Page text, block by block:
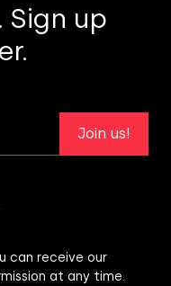
Sign up
Join us!
can receive our
at any time.